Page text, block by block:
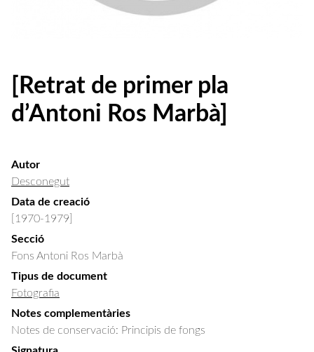
[Retrat de primer pla
d’Antoni Ros Marbà]
Autor
Desconegut
Data de creació
[1970-1979]
Secció
Fons Antoni Ros Marbà
Tipus de document
Fotografia
Notes complementàries
Notes de conservació: Principis de fongs